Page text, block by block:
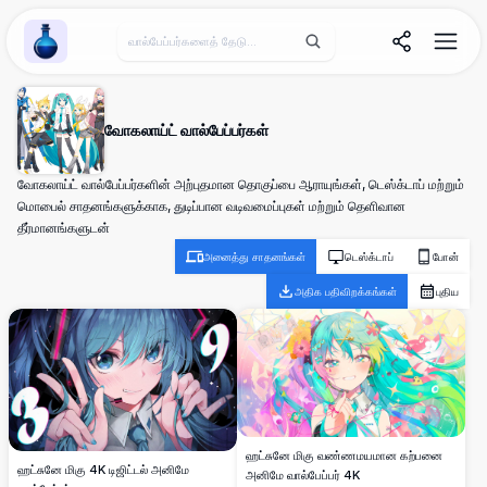
Wallpaper Alchemy
வோகலாய்ட் வால்பேப்பர்கள்
வோகலாய்ட் வால்பேப்பர்களின் அற்புதமான தொகுப்பை ஆராயுங்கள், டெஸ்க்டாப் மற்றும்
மொபைல் சாதனங்களுக்காக, துடிப்பான வடிவமைப்புகள் மற்றும் தெளிவான
தீர்மானங்களுடன்
அனைத்து சாதனங்கள் டெஸ்க்டாப் போன்
அதிக பதிவிறக்கங்கள் புதிய
ஹட்சுனே மிகு 4K டிஜிட்டல் அனிமே
ஹட்சுனே மிகு வண்ணமயமான கற்பனை
அனிமே வால்பேப்பர் 4K